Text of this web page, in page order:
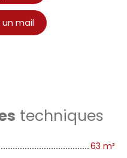
un mail
techniques
63 m²